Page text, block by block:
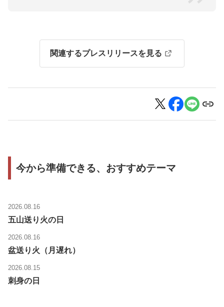
関連するプレスリリースを見る
今から準備できる、おすすめテーマ
2026.08.16
五山送り火の日
2026.08.16
盆送り火（月遅れ）
2026.08.15
刺身の日